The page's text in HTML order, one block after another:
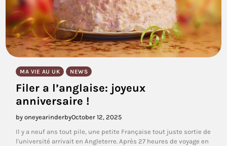
MA VIE AU UK NEWS
Filer a l’anglaise: joyeux
anniversaire !
by oneyearinderbyOctober 12, 2025
Il y a neuf ans tout pile, une petite Française tout juste sortie de
l'université arrivait en Angleterre. Après 27 heures de voyage en